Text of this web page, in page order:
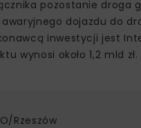
pozostanie droga
dojazdu do
inwestycji jest
wynosi około 1,2 mld zł.
Rzeszów